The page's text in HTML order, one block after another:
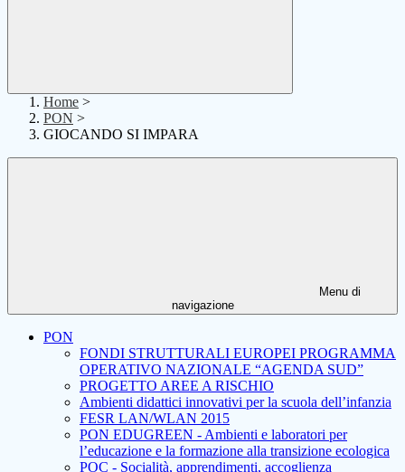
Home >
PON >
GIOCANDO SI IMPARA
Menu di
navigazione
PON
FONDI STRUTTURALI EUROPEI PROGRAMMA
OPERATIVO NAZIONALE “AGENDA SUD”
PROGETTO AREE A RISCHIO
Ambienti didattici innovativi per la scuola dell’infanzia
FESR LAN/WLAN 2015
PON EDUGREEN - Ambienti e laboratori per
l’educazione e la formazione alla transizione ecologica
POC - Socialità, apprendimenti, accoglienza